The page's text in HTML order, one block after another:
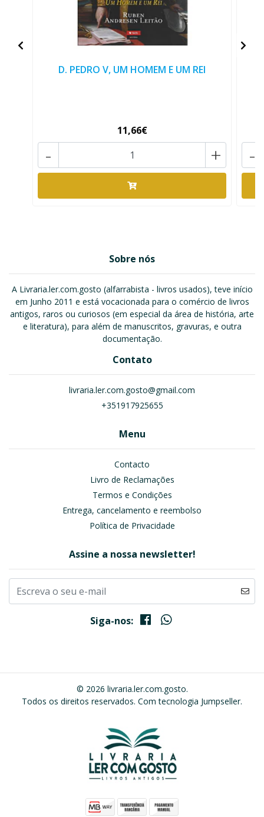
D. PEDRO V, UM HOMEM E UM REI
11,66€
+
- -
Sobre nós
A Livraria.ler.com.gosto (alfarrabista - livros usados), teve início
em Junho 2011 e está vocacionada para o comércio de livros
antigos, raros ou curiosos (em especial da área de história, arte
e literatura), para além de manuscritos, gravuras, e outra
documentação.
Contato
livraria.ler.com.gosto@gmail.com
+351917925655
Menu
Contacto
Livro de Reclamações
Termos e Condições
Entrega, cancelamento e reembolso
Política de Privacidade
Assine a nossa newsletter!
Siga-nos:
© 2026 livraria.ler.com.gosto.
Todos os direitos reservados. Com tecnologia Jumpseller.